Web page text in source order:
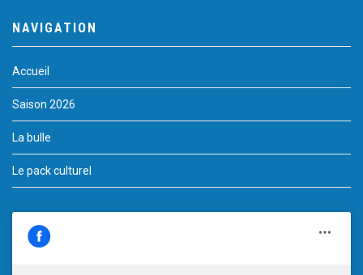
NAVIGATION
Accueil
Saison 2026
La bulle
Le pack culturel